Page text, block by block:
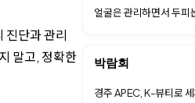
진단과 관리
말고, 정확한
박람회